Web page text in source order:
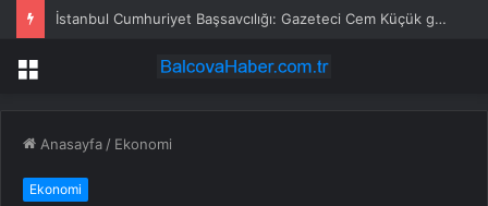
İstanbul Cumhuriyet Başsavcılığı: Gazeteci Cem Küçük gözaltına alındı
Menü
Anasayfa / Ekonomi
Ekonomi